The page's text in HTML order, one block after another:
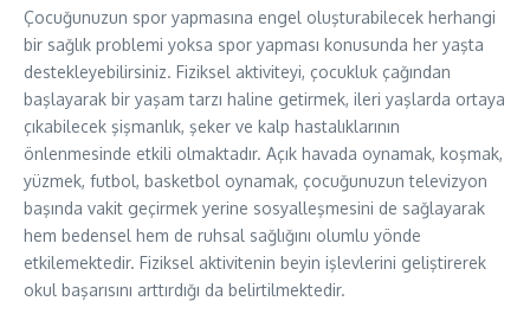
Çocuğunuzun spor yapmasına engel oluşturabilecek herhangi
bir sağlık problemi yoksa spor yapması konusunda her yaşta
destekleyebilirsiniz. Fiziksel aktiviteyi, çocukluk çağından
başlayarak bir yaşam tarzı haline getirmek, ileri yaşlarda ortaya
çıkabilecek şişmanlık, şeker ve kalp hastalıklarının
önlenmesinde etkili olmaktadır. Açık havada oynamak, koşmak,
yüzmek, futbol, basketbol oynamak, çocuğunuzun televizyon
başında vakit geçirmek yerine sosyalleşmesini de sağlayarak
hem bedensel hem de ruhsal sağlığını olumlu yönde
etkilemektedir. Fiziksel aktivitenin beyin işlevlerini geliştirerek
okul başarısını arttırdığı da belirtilmektedir.